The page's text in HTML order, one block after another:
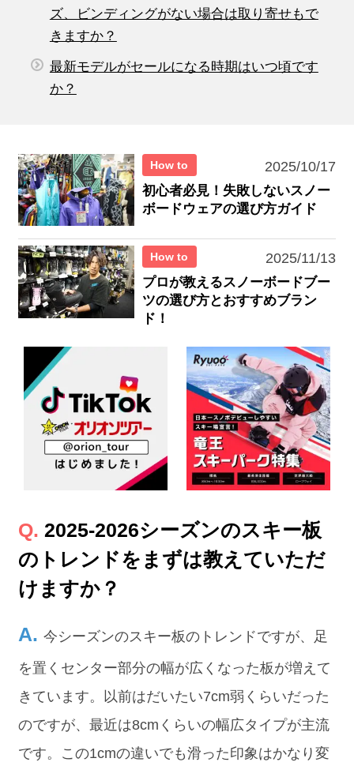
ズ、ビンディングがない場合は取り寄せもで
きますか？
最新モデルがセールになる時期はいつ頃です
か？
How to 2025/10/17
初心者必見！失敗しないスノー
ボードウェアの選び方ガイド
How to 2025/11/13
プロが教えるスノーボードブー
ツの選び方とおすすめブラン
ド！
2025-2026シーズンのスキー板
のトレンドをまずは教えていただ
けますか？
今シーズンのスキー板のトレンドですが、足
を置くセンター部分の幅が広くなった板が増えて
きています。以前はだいたい7cm弱くらいだった
のですが、最近は8cmくらいの幅広タイプが主流
です。この1cmの違いでも滑った印象はかなり変